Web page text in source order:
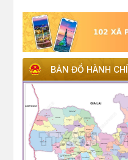
BẢN ĐỒ HÀNH